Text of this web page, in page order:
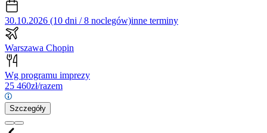
30.10.2026 (10 dni / 8 noclegów)inne terminy
Warszawa Chopin
Wg programu imprezy
25 460zł/razem
Szczegóły